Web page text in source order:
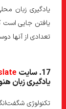
یادگیری زبان
یافتن جایی است
تعدادی از آنها
17. سایت
یادگیری زبان
تکنولوژی